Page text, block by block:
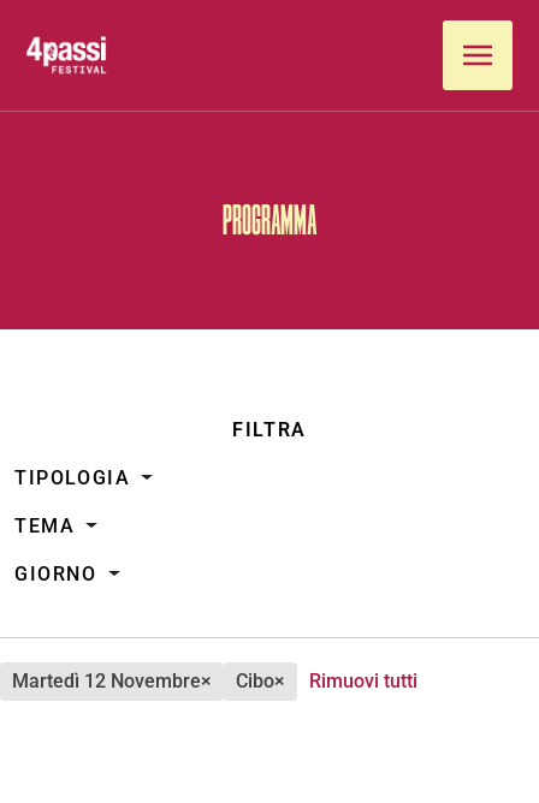
PROGRAMMA
FILTRA
TIPOLOGIA
TEMA
GIORNO
martedì 12 Novembre× cibo× Rimuovi tutti